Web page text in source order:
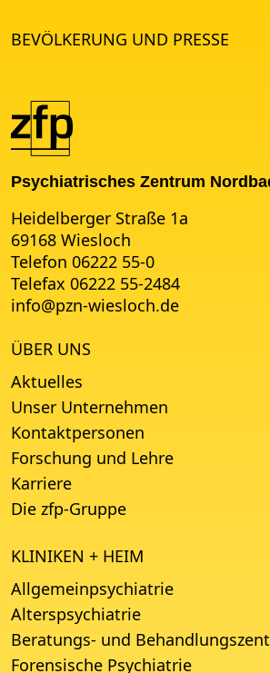
BEVÖLKERUNG UND PRESSE
Psychiatrisches Zentrum
ÜBER UNS
Aktuelles
Unser Unternehmen
Kontaktpersonen
Forschung und Lehre
Karriere
Die zfp-Gruppe
KLINIKEN + HEIM
Allgemeinpsychiatrie
Alterspsychiatrie
Beratungs- und
Forensische Psychiatrie
Heidelberger Straße 1a
69168 Wiesloch
Telefon 06222 55-0
Telefax 06222 55-2484
info@pzn-wiesloch.de